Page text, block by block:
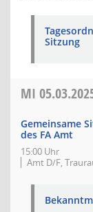
Sitzung
MI
Gemeinsame
des FA Amt
15:00 Uhr
Amt D/F,